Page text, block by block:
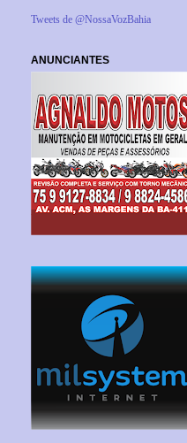
Tweets de @NossaVozBahia
ANUNCIANTES